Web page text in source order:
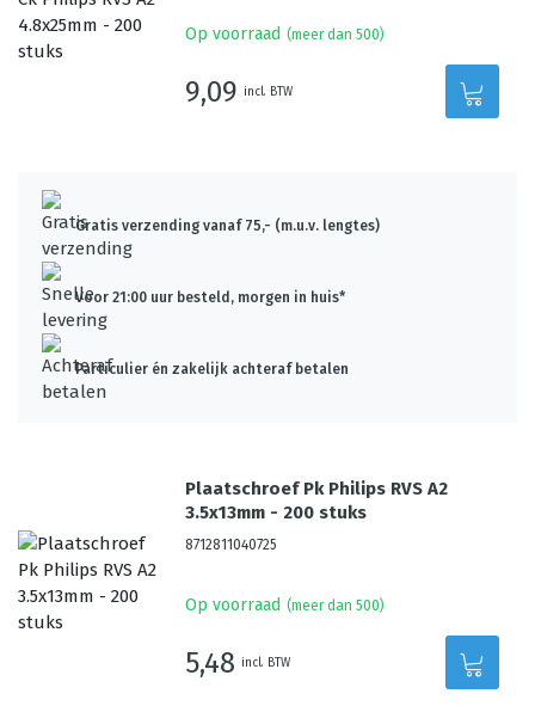
Op voorraad (meer dan 500)
9,09 incl. BTW
Gratis verzending vanaf 75,- (m.u.v. lengtes)
Voor 21:00 uur besteld, morgen in huis*
Particulier én zakelijk achteraf betalen
Plaatschroef Pk Philips RVS A2
3.5x13mm - 200 stuks
8712811040725
Op voorraad (meer dan 500)
5,48 incl. BTW